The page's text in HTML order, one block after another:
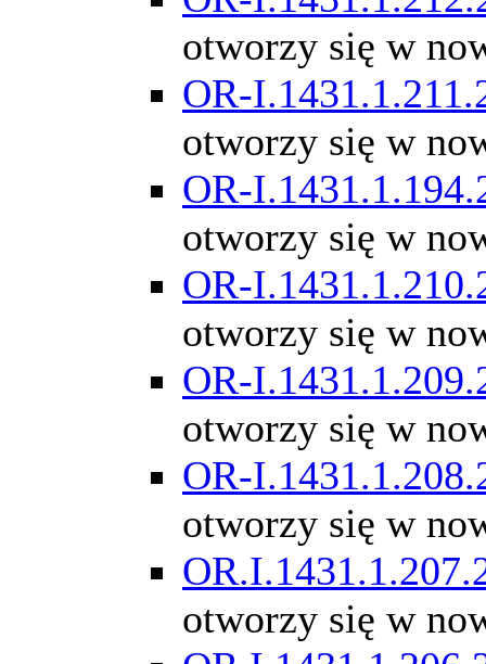
otworzy się w
OR-
otworzy się w
OR-
otworzy się w
OR-
otworzy się w
OR-
otworzy się w
OR-
otworzy się w
otworzy się w